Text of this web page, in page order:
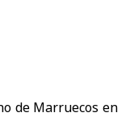
de Marruecos en